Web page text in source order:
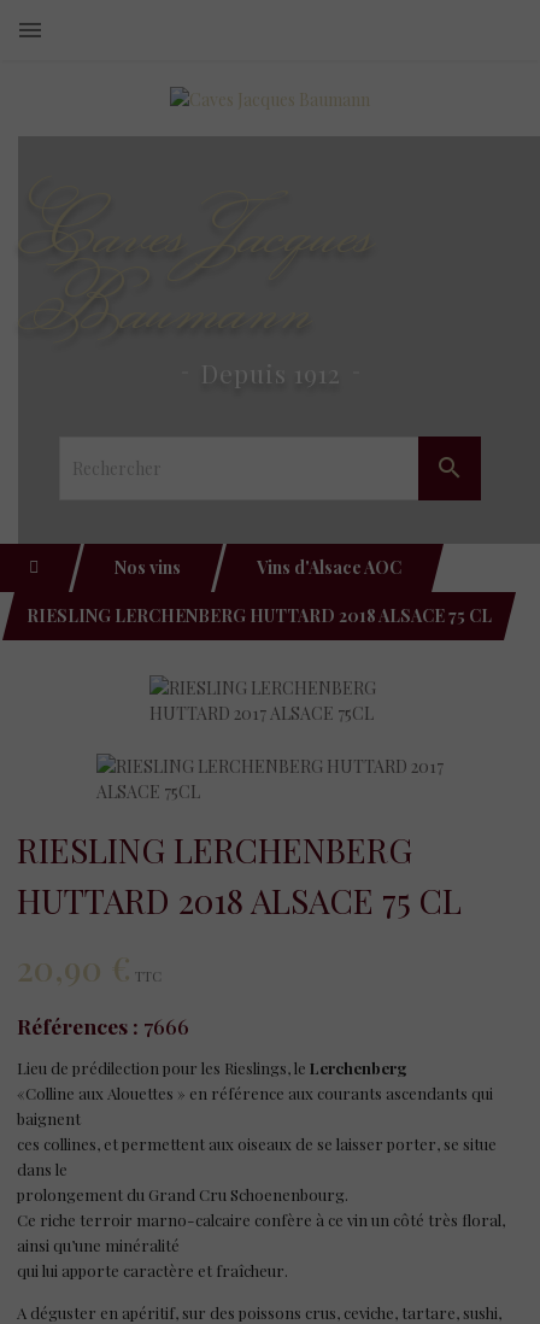
Depuis 1912

Nos vins Vins d'Alsace AOC
RIESLING LERCHENBERG HUTTARD 2018 ALSACE 75 CL
RIESLING LERCHENBERG
HUTTARD 2018 ALSACE 75 CL
20,90 € TTC
Références : 7666
Lieu de prédilection pour les Rieslings, le Lerchenberg
«Colline aux Alouettes » en référence aux courants ascendants qui
baignent
ces collines, et permettent aux oiseaux de se laisser porter, se situe
dans le
prolongement du Grand Cru Schoenenbourg.
Ce riche terroir marno-calcaire confère à ce vin un côté très floral,
ainsi qu’une minéralité
qui lui apporte caractère et fraîcheur.
A déguster en apéritif, sur des poissons crus, ceviche, tartare, sushi,